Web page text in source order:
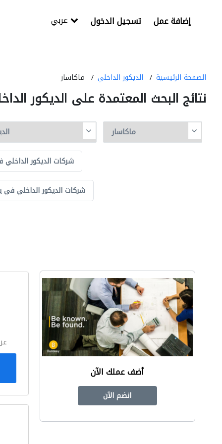
تسجيل الدخول إضافة عمل
الصفحة الرئيسية الديكور الداخلي ماكاسار
نتائج البحث المعتمدة على الديكور
شركات الديكور الداخلي
شركات الديكور الداخلي في
أضف عملك الآن
انضم الآن